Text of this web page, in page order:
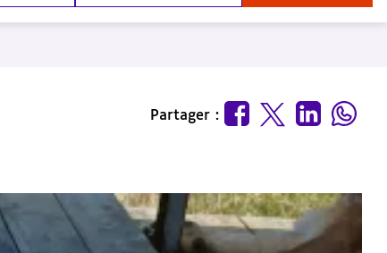
Partager :